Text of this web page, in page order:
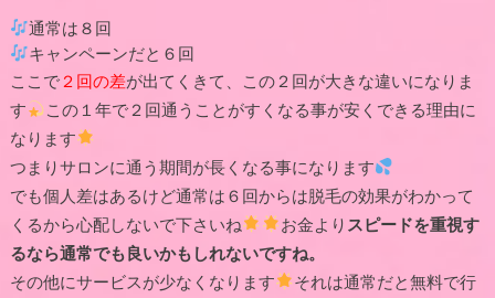
通常は８回
キャンペーンだと６回
ここで２回の差が出てくきて、この２回が大きな違いになりま
す
この１年で２回通うことがすくなる事が安くできる理由に
なります
つまりサロンに通う期間が長くなる事になります
でも個人差はあるけど通常は６回からは脱毛の効果がわかって
くるから心配しないで下さいね
お金より スピードを重視す
るなら通常でも良いかもしれないですね。
その他にサービスが少なくなります
それは通常だと無料で行